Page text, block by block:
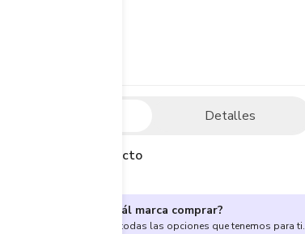
Detalles
Descripción del producto
¿No sabes cuál marca comprar?
Encuentra aquí todas las opciones que tenemos para ti.